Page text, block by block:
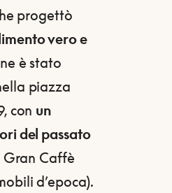
progettò
vero e
è stato
piazza
con un
del passato
Gran Caffè
d’epoca).